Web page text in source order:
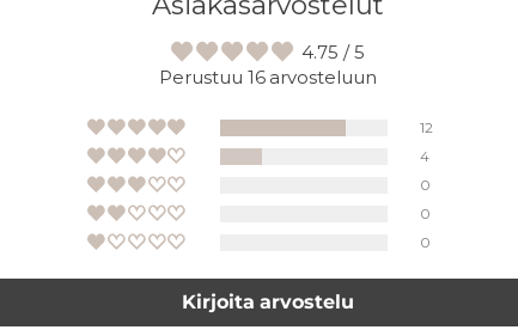
4.75 / 5
Perustuu 16 arvosteluun
12
4
0
0
0
Kirjoita arvostelu